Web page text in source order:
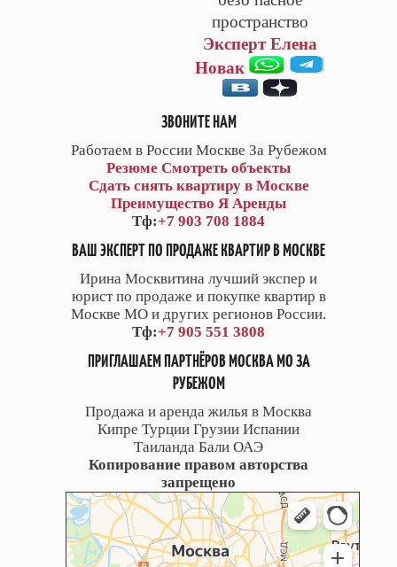
пространство
Эксперт Елена
Новак
ЗВОНИТЕ НАМ
Работаем в России Москве За Рубежом
Резюме Смотреть объекты
Сдать снять квартиру в Москве
Преимущество Я Аренды
Тф:+7 903 708 1884
ВАШ ЭКСПЕРТ ПО ПРОДАЖЕ КВАРТИР В МОСКВЕ
Ирина Москвитина лучший экспер и
юрист по продаже и покупке квартир в
Москве МО и других регионов России.
Тф:+7 905 551 3808
ПРИГЛАШАЕМ ПАРТНЁРОВ МОСКВА МО ЗА
РУБЕЖОМ
Продажа и аренда жилья в Москва
Кипре Турции Грузии Испании
Таиланда Бали ОАЭ
Копирование правом авторства
запрещено